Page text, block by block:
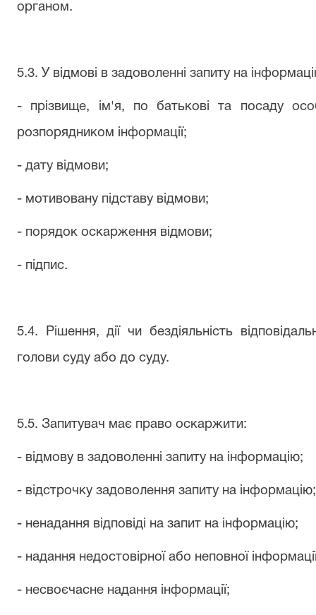
органом.
5.3. У відмові в задоволенні запиту на
- прізвище, ім'я, по батькові та посаду
розпорядником інформації;
- дату відмови;
- мотивовану підставу відмови;
- порядок оскарження відмови;
- підпис.
5.4. Рішення, дії чи бездіяльність
голови суду або до суду.
5.5. Запитувач має право оскаржити:
- відмову в задоволенні запиту на інформацію;
- відстрочку задоволення запиту на інформацію;
- ненадання відповіді на запит на інформацію;
- надання недостовірної або неповної
- несвоєчасне надання інформації;